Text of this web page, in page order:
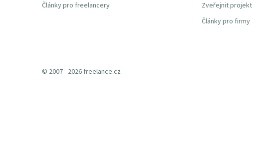
Články pro freelancery
Zveřejnit projekt
Články pro firmy
© 2007 - 2026 freelance.cz